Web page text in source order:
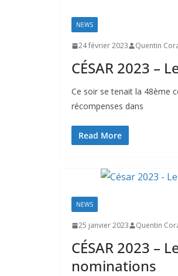
NEWS
24 février 2023 Quentin
CÉSAR 2023 –
Ce soir se tenait la 48ème
récompenses dans
Read More
NEWS
25 janvier 2023 Quentin
CÉSAR 2023 –
nominations